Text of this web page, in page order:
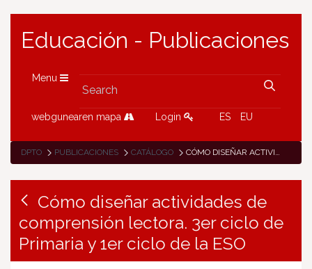
Educación - Publicaciones
Menu
webgunearen mapa Login ES EU
DPTO PUBLICACIONES CATÁLOGO CÓMO DISEÑAR ACTIVIDADES DE COMPRENSIÓN LECTORA. 3ER CICLO DE PRIMARIA Y 1ER CICLO DE LA ESO
Cómo diseñar actividades de
comprensión lectora. 3er ciclo de
Primaria y 1er ciclo de la ESO